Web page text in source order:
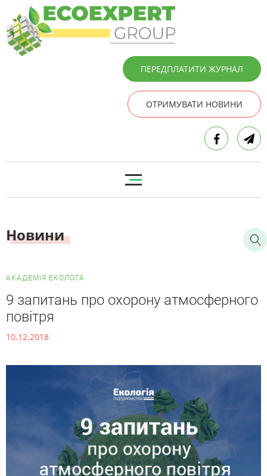
ПЕРЕДПЛАТИТИ ЖУРНАЛ
ОТРИМУВАТИ НОВИНИ
Новини
АКАДЕМІЯ ЕКОЛОГА
9 запитань про охорону атмосферного
повітря
10.12.2018